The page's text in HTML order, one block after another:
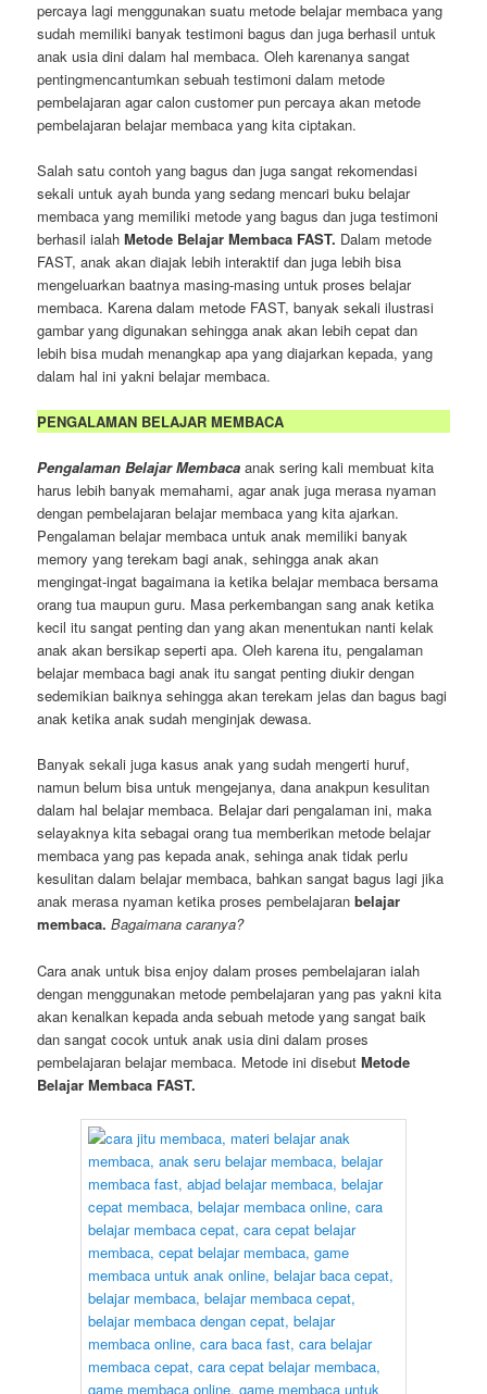
percaya lagi menggunakan suatu metode belajar membaca yang
sudah memiliki banyak testimoni bagus dan juga berhasil untuk
anak usia dini dalam hal membaca. Oleh karenanya sangat
pentingmencantumkan sebuah testimoni dalam metode
pembelajaran agar calon customer pun percaya akan metode
pembelajaran belajar membaca yang kita ciptakan.
Salah satu contoh yang bagus dan juga sangat rekomendasi
sekali untuk ayah bunda yang sedang mencari buku belajar
membaca yang memiliki metode yang bagus dan juga testimoni
berhasil ialahMetode Belajar Membaca FAST. Dalam metode
FAST, anak akan diajak lebih interaktif dan juga lebih bisa
mengeluarkan baatnya masing-masing untuk proses belajar
membaca. Karena dalam metode FAST, banyak sekali ilustrasi
gambar yang digunakan sehingga anak akan lebih cepat dan
lebih bisa mudah menangkap apa yang diajarkan kepada, yang
dalam hal ini yakni belajar membaca.
PENGALAMAN BELAJAR MEMBACA
Pengalaman Belajar Membaca anak sering kali membuat kita
harus lebih banyak memahami, agar anak juga merasa nyaman
dengan pembelajaran belajar membaca yang kita ajarkan.
Pengalaman belajar membaca untuk anak memiliki banyak
memory yang terekam bagi anak, sehingga anak akan
mengingat-ingat bagaimana ia ketika belajar membaca bersama
orang tua maupun guru. Masa perkembangan sang anak ketika
kecil itu sangat penting dan yang akan menentukan nanti kelak
anak akan bersikap seperti apa. Oleh karena itu, pengalaman
belajar membaca bagi anak itu sangat penting diukir dengan
sedemikian baiknya sehingga akan terekam jelas dan bagus bagi
anak ketika anak sudah menginjak dewasa.
Banyak sekali juga kasus anak yang sudah mengerti huruf,
namun belum bisa untuk mengejanya, dana anakpun kesulitan
dalam hal belajar membaca. Belajar dari pengalaman ini, maka
selayaknya kita sebagai orang tua memberikan metode belajar
membaca yang pas kepada anak, sehinga anak tidak perlu
kesulitan dalam belajar membaca, bahkan sangat bagus lagi jika
anak merasa nyaman ketika proses pembelajaran belajar
membaca.Bagaimana caranya?
Cara anak untuk bisa enjoy dalam proses pembelajaran ialah
dengan menggunakan metode pembelajaran yang pas yakni kita
akan kenalkan kepada anda sebuah metode yang sangat baik
dan sangat cocok untuk anak usia dini dalam proses
pembelajaran belajar membaca. Metode ini disebutMetode
Belajar Membaca FAST.